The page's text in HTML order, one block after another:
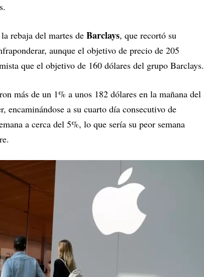
rebaja del martes de Barclays, que recortó su
aunque el objetivo de precio de 205
que el objetivo de 160 dólares del grupo Barclays.
más de un 1% a unos 182 dólares en la mañana del
encaminándose a su cuarto día consecutivo de
a cerca del 5%, lo que sería su peor semana